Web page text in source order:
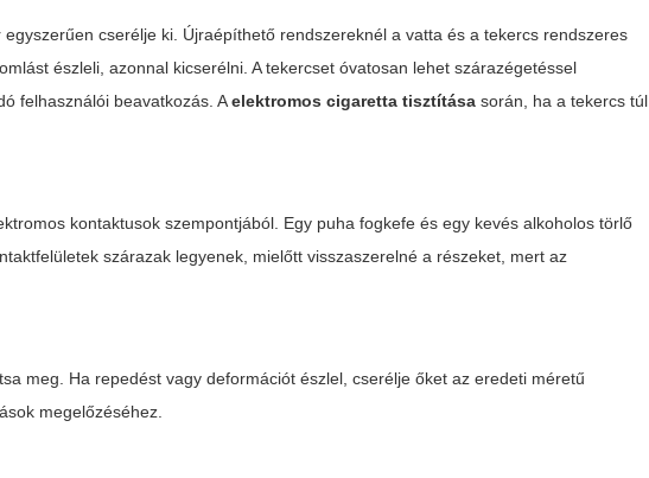
cserélje ki. Újraépíthető rendszereknél a vatta és a tekercs rendszeres
észleli, azonnal kicserélni. A tekercset óvatosan lehet szárazégetéssel
felhasználói beavatkozás. Aelektromos cigaretta tisztítása során, ha a tekercs túl
kontaktusok szempontjából. Egy puha fogkefe és egy kevés alkoholos törlő
szárazak legyenek, mielőtt visszaszerelné a részeket, mert az
meg. Ha repedést vagy deformációt észlel, cserélje őket az eredeti méretű
megelőzéséhez.